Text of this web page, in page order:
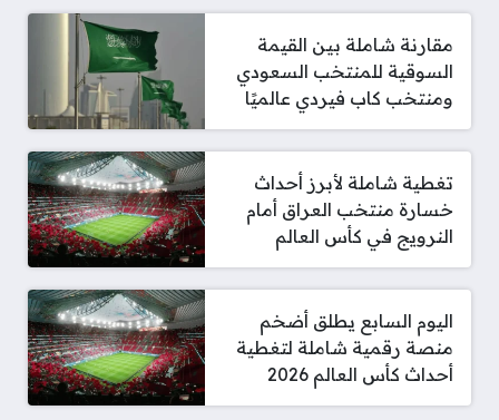
مقارنة شاملة بين القيمة
السوقية للمنتخب السعودي
ومنتخب كاب فيردي عالميًا
تغطية شاملة لأبرز أحداث
خسارة منتخب العراق أمام
النرويج في كأس العالم
اليوم السابع يطلق أضخم
منصة رقمية شاملة لتغطية
أحداث كأس العالم 2026